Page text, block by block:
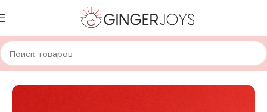
Главная Для дома и уюта Посуда Авторская керамика